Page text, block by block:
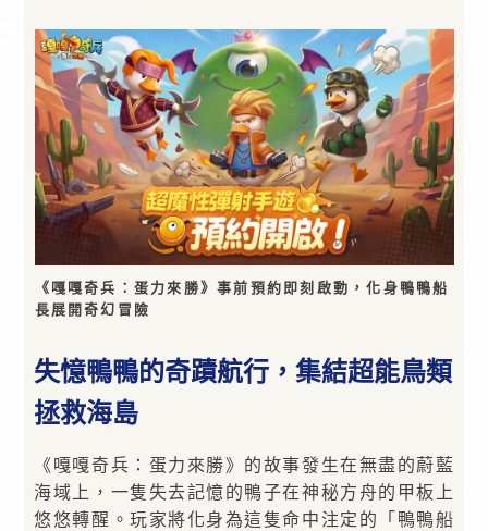
《嘎嘎奇兵：蛋力來勝》事前預約即刻啟動，化身鴨鴨船
長展開奇幻冒險
失憶鴨鴨的奇蹟航行，集結超能鳥類
拯救海島
《嘎嘎奇兵：蛋力來勝》的故事發生在無盡的蔚藍
海域上，一隻失去記憶的鴨子在神秘方舟的甲板上
悠悠轉醒。玩家將化身為這隻命中注定的「鴨鴨船